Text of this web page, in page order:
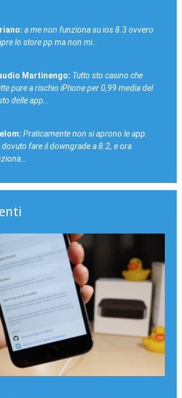
a me non funziona su ios 8.3 ovvero
lo store pp ma non mi…
Martinengo: Tutto sto casino che
pure a rischio iPhone per 0,99 media del
delle app…
Praticamente non si aprono le app.
dovuto fare il downgrade a 8.2, e ora